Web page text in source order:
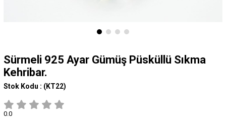
Sürmeli 925 Ayar Gümüş Püsküllü Sıkma
Kehribar.
Stok Kodu : (KT22)
0.0